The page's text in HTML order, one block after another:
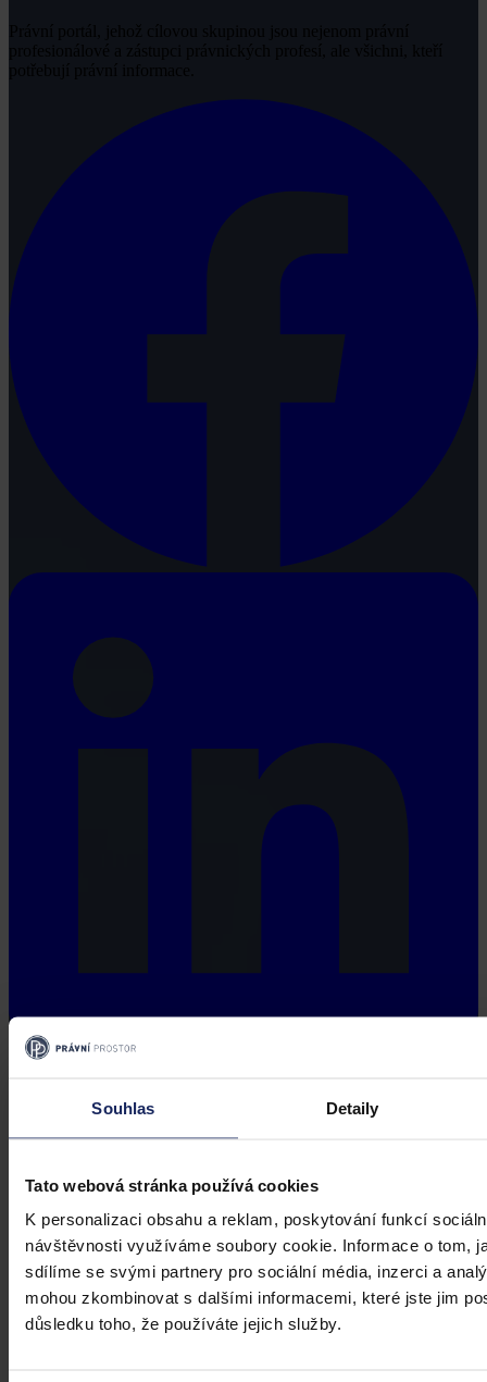
Souhlas Detaily
Tato webová stránka používá cookies
K personalizaci obsahu a reklam, poskytování funkcí
návštěvnosti využíváme soubory cookie. Informace o tom,
sdílíme se svými partnery pro sociální média, inzerci a
mohou zkombinovat s dalšími informacemi, které jste jim
důsledku toho, že používáte jejich služby.